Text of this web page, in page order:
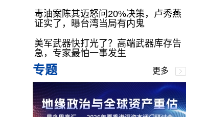
毒油案陈其迈怒问20%决策，卢秀燕
证实了，曝台湾当局有内鬼
美军武器快打光了？高端武器库存告
急，专家最怕一事发生
专题 更多